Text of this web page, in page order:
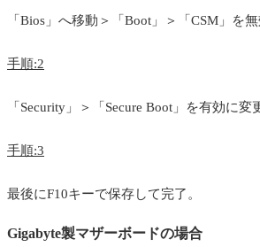
「Bios」へ移動＞「Boot」＞「CSM」を無
手順:2
「Security」＞「Secure Boot」を有効に変
手順:3
最後にF10キーで保存して完了。
Gigabyte製マザーボードの場合